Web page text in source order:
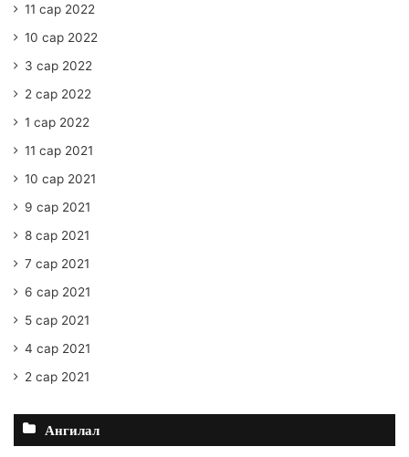
11 сар 2022
10 сар 2022
3 сар 2022
2 сар 2022
1 сар 2022
11 сар 2021
10 сар 2021
9 сар 2021
8 сар 2021
7 сар 2021
6 сар 2021
5 сар 2021
4 сар 2021
2 сар 2021
Ангилал